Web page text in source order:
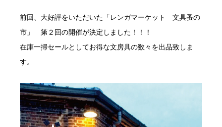
前回、大好評をいただいた「レンガマーケット 文具蚤の
市」 第２回の開催が決定しました！！！
在庫一掃セールとしてお得な文房具の数々を出品致しま
す。